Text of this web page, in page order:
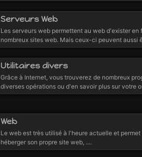
Serveurs Web
Les serveurs web permettent au web d'exister
nombreux sites web. Mais ceux-ci peuvent aussi
Utilitaires divers
Grâce à Internet, vous trouverez de nombreux
diverses opérations ou d'en savoir plus sur votre
Web
Le web est très utilisé à l'heure actuelle et
héberger son propre site web, ....